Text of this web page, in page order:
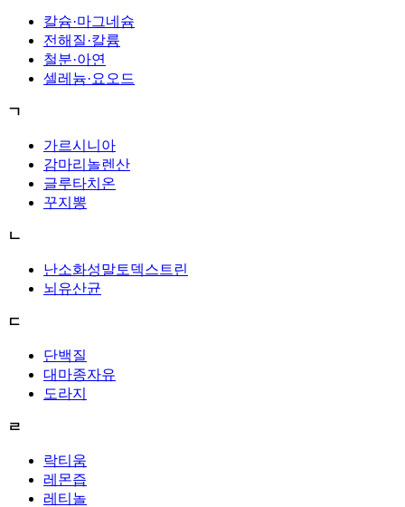
칼슘·마그네슘
전해질·칼륨
철분·아연
셀레늄·요오드
ㄱ
가르시니아
감마리놀렌산
글루타치온
꾸지뽕
ㄴ
난소화성말토덱스트린
뇌유산균
ㄷ
단백질
대마종자유
도라지
ㄹ
락티움
레몬즙
레티놀